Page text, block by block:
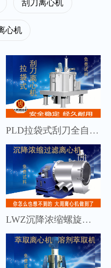
刮刀离心机
心机
PLD拉袋式刮刀全自动离心机比同类厂家产量高15%，价格优惠
LWZ沉降浓缩螺旋卸料过滤离心机_浓缩过滤组合式离心机成品干度高